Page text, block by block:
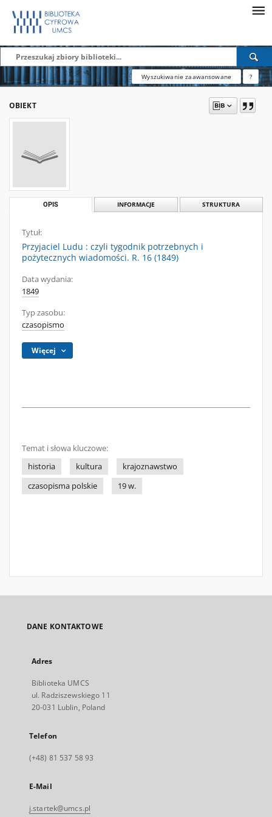
Wyszukiwanie zaawansowane ?
OBIEKT
OPIS INFORMACJE STRUKTURA
Tytuł:
Przyjaciel Ludu : czyli tygodnik potrzebnych i
pożytecznych wiadomości. R. 16 (1849)
Data wydania:
1849
Typ zasobu:
czasopismo
Więcej
Temat i słowa kluczowe:
historia
kultura
krajoznawstwo
czasopisma polskie
19 w.
DANE KONTAKTOWE
Adres
Biblioteka UMCS
ul. Radziszewskiego 11
20-031 Lublin, Poland
Telefon
(+48) 81 537 58 93
E-Mail
j.startek@umcs.pl